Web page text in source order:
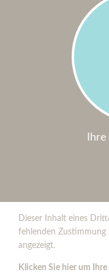
Dieser Inhalt eines
fehlenden
angezeigt.
Klicken Sie hier um